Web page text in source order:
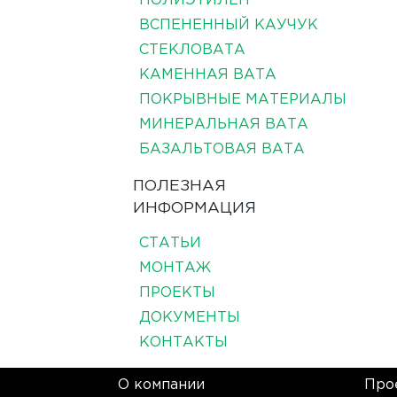
ВСПЕНЕННЫЙ КАУЧУК
СТЕКЛОВАТА
КАМЕННАЯ ВАТА
ПОКРЫВНЫЕ МАТЕРИАЛЫ
МИНЕРАЛЬНАЯ ВАТА
БАЗАЛЬТОВАЯ ВАТА
ПОЛЕЗНАЯ
ИНФОРМАЦИЯ
СТАТЬИ
МОНТАЖ
ПРОЕКТЫ
ДОКУМЕНТЫ
КОНТАКТЫ
О компании